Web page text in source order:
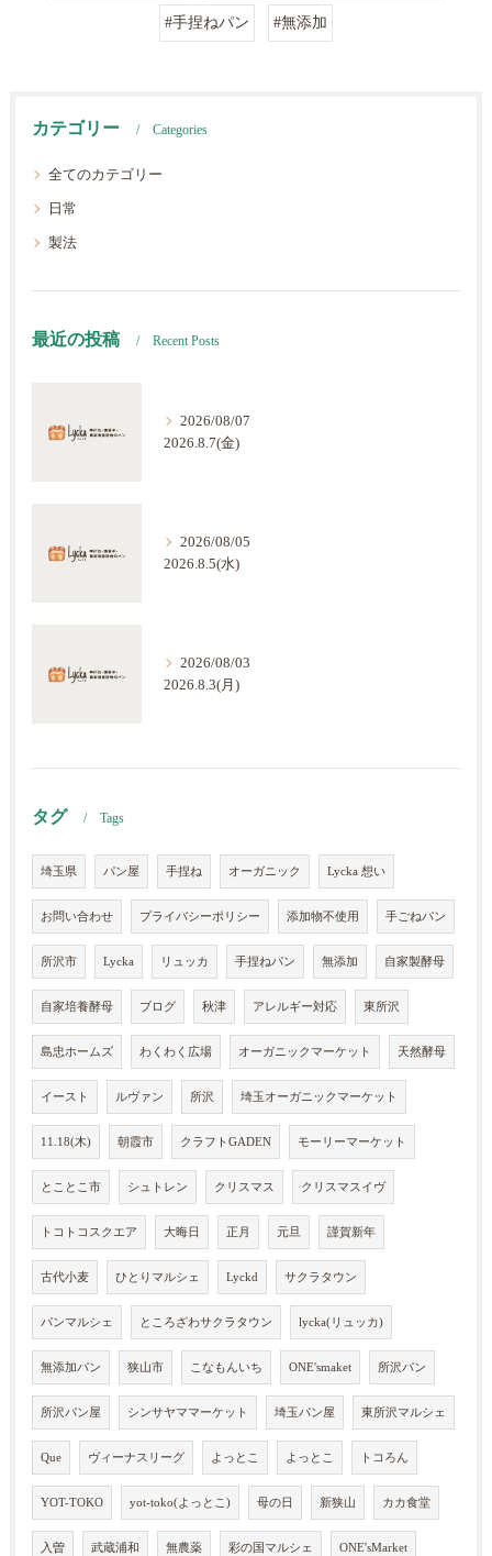
#手捏ねパン #無添加
カテゴリー Categories
全てのカテゴリー
日常
製法
最近の投稿 Recent Posts
2026/08/07
2026.8.7(金)
2026/08/05
2026.8.5(水)
2026/08/03
2026.8.3(月)
タグ Tags
埼玉県 パン屋 手捏ね オーガニック Lycka 想い
お問い合わせ プライバシーポリシー 添加物不使用 手ごねパン
所沢市 Lycka リュッカ 手捏ねパン 無添加 自家製酵母
自家培養酵母 ブログ 秋津 アレルギー対応 東所沢
島忠ホームズ わくわく広場 オーガニックマーケット 天然酵母
イースト ルヴァン 所沢 埼玉オーガニックマーケット
11.18(木) 朝霞市 クラフトGADEN モーリーマーケット
とことこ市 シュトレン クリスマス クリスマスイヴ
トコトコスクエア 大晦日 正月 元旦 謹賀新年
古代小麦 ひとりマルシェ Lyckd サクラタウン
パンマルシェ ところざわサクラタウン lycka(リュッカ)
無添加パン 狭山市 こなもんいち ONE'smaket 所沢パン
所沢パン屋 シンサヤママーケット 埼玉パン屋 東所沢マルシェ
Que ヴィーナスリーグ よっとこ よっとこ トコろん
YOT-TOKO yot-toko(よっとこ) 母の日 新狭山 カカ食堂
入曽 武蔵浦和 無農薬 彩の国マルシェ ONE'sMarket